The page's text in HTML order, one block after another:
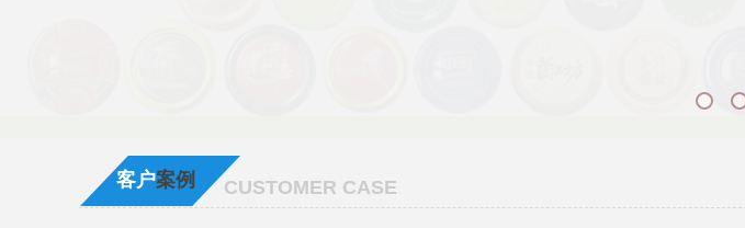
客户案例 CUSTOMER CASE